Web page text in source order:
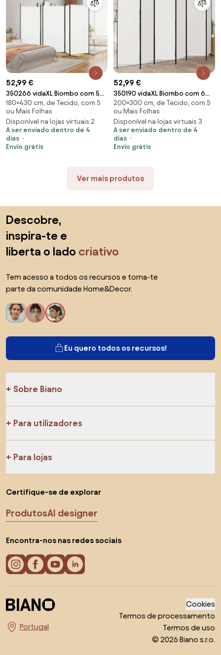
52,99 €
350266 vidaXL Biombo com 5
painéis 433x180 cm tecido
branco
180×430 cm, de Tecido, com 5
ou Mais Folhas
Disponível na lojas virtuais 2
A ser enviado dentro de 4
dias
Envio grátis
52,99 €
350190 vidaXL Biombo com 6
painéis 300x200 cm tecido
branco
200×300 cm, de Tecido, com 5
ou Mais Folhas
Disponível na lojas virtuais 3
A ser enviado dentro de 4
dias
Envio grátis
Ver mais produtos
Descobre,
inspira-te e
liberta o lado criativo
Tem acesso a todos os recursos e torna-te
parte da comunidade Home&Decor.
Eu quero todos os recursos!
Sobre Biano
Para utilizadores
Para lojas
Certifique-se de explorar
ProdutosAI designer
Encontra-nos nas redes sociais
Escolha o país
Cookies
Termos de processamento
Termos de uso
© 2026 Biano s.r.o.